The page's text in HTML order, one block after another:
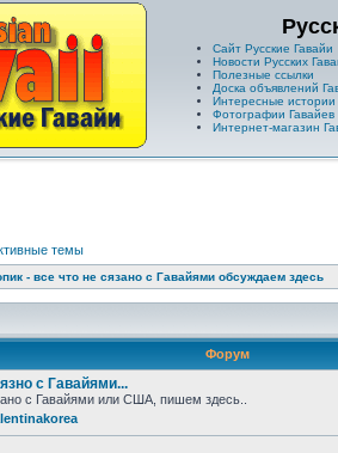
Сайт Русские Гавайи
Новости Русских
Полезные ссылки
Доска объявлений
Интересные истории
Фотографии Гавайев
Интернет-магазин
темы
- все что не сязано с Гавайями обсуждаем здесь
Форум
с Гавайями...
с Гавайями или США, пишем здесь..